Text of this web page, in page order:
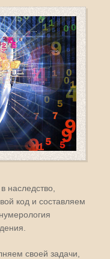
наследство,
код и составляем
своей задачи,